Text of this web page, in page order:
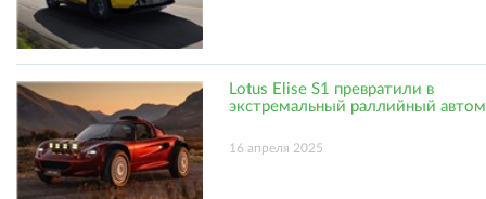
Lotus Elise S1 превратили в
экстремальный раллийный
16 апреля 2025